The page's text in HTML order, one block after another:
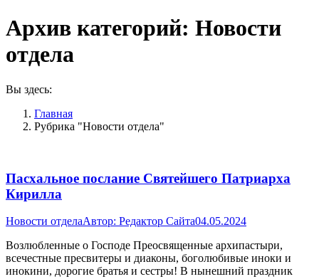
Архив категорий: Новости
отдела
Вы здесь:
Главная
Рубрика "Новости отдела"
Пасхальное послание Святейшего Патриарха
Кирилла
Новости отделаАвтор: Редактор Сайта04.05.2024
Возлюбленные о Господе Преосвященные архипастыри,
всечестные пресвитеры и диаконы, боголюбивые иноки и
инокини, дорогие братья и сестры! В нынешний праздник